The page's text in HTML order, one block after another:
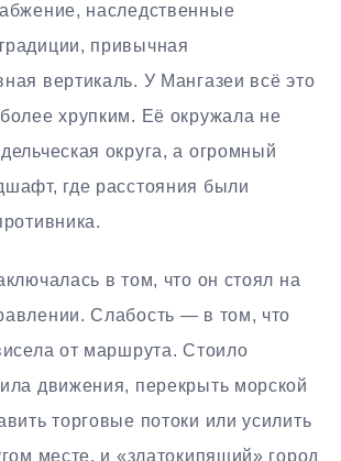
наследственные
привычная
вертикаль. У Мангазеи всё это
хрупким. Её окружала не
округa, а огромный
где расстояния были
в том, что он стоял на
Слабость — в том, что
от маршрута. Стоило
движения, перекрыть морской
торговые потоки или усилить
месте, и «златокипящий» город